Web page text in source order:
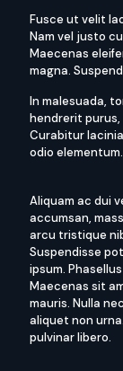
Fusce ut velit
Nam vel justo
Maecenas
magna.
In malesuada,
hendrerit
Curabitur
odio elementum.
Aliquam ac dui
accumsan,
arcu tristique
Suspendisse
ipsum.
Maecenas sit
mauris. Nulla
aliquet non
pulvinar libero.